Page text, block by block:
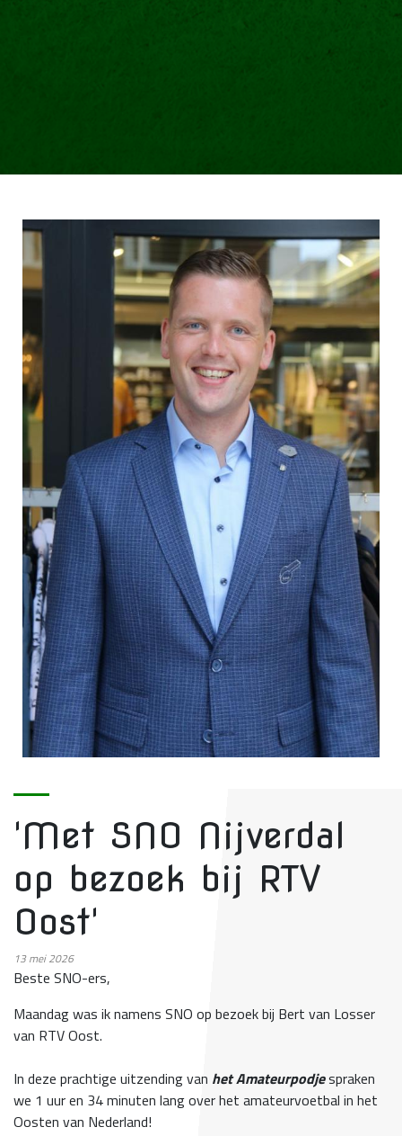
'Met SNO Nijverdal
op bezoek bij RTV
Oost'
13mei 2026
Beste SNO-ers,
Maandag was ik namens SNO op bezoek bij Bert van Losser
van RTV Oost.
In deze prachtige uitzending van het Amateurpodjespraken
we 1 uur en 34 minuten lang over het amateurvoetbal in het
Oosten van Nederland!